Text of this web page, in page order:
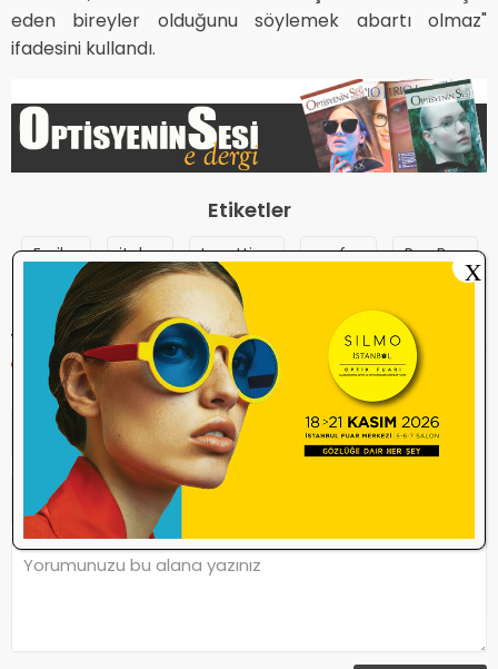
eden bireyler olduğunu söylemek abartı olmaz"
ifadesini kullandı.
Etiketler
Essilor italya Luxottica mafya Ray Ban
YORUM YAP
X